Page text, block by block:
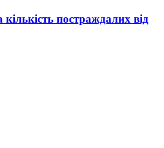
постраждалих від